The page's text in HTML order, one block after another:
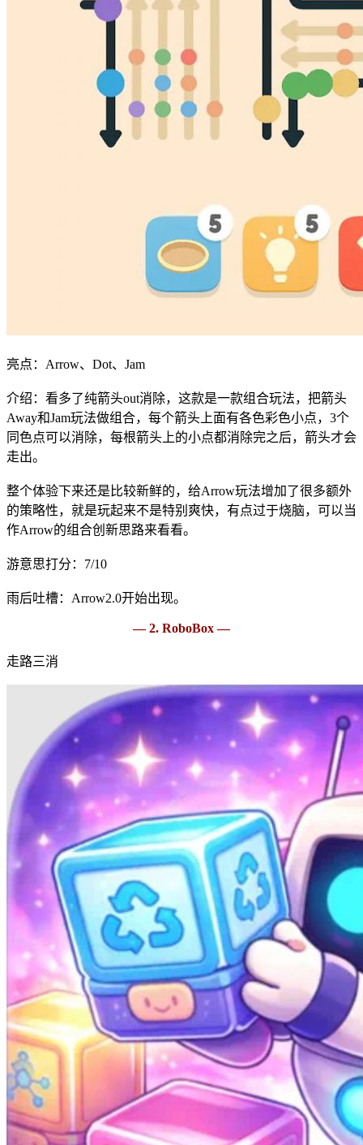
亮点：Arrow、Dot、Jam
介绍：看多了纯箭头out消除，这款是一款组合玩法，把箭头
Away和Jam玩法做组合，每个箭头上面有各色彩色小点，3个
同色点可以消除，每根箭头上的小点都消除完之后，箭头才会
走出。
整个体验下来还是比较新鲜的，给Arrow玩法增加了很多额外
的策略性，就是玩起来不是特别爽快，有点过于烧脑，可以当
作Arrow的组合创新思路来看看。
游意思打分：7/10
雨后吐槽：Arrow2.0开始出现。
— 2. RoboBox —
走路三消